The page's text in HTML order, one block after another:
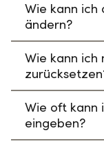
Wie kann
ändern?
Wie kann ich
Wie oft kann
eingeben?